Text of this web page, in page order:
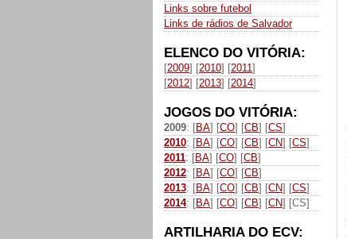
Links sobre futebol
Links de rádios de Salvador
ELENCO DO VITÓRIA:
[2009] [2010] [2011]
[2012] [2013] [2014]
JOGOS DO VITÓRIA:
2009: [BA] [CO] [CB] [CS]
2010: [BA] [CO] [CB] [CN] [CS]
2011: [BA] [CO] [CB]
2012: [BA] [CO] [CB]
2013: [BA] [CO] [CB] [CN] [CS]
2014: [BA] [CO] [CB] [CN] [CS]
ARTILHARIA DO ECV: